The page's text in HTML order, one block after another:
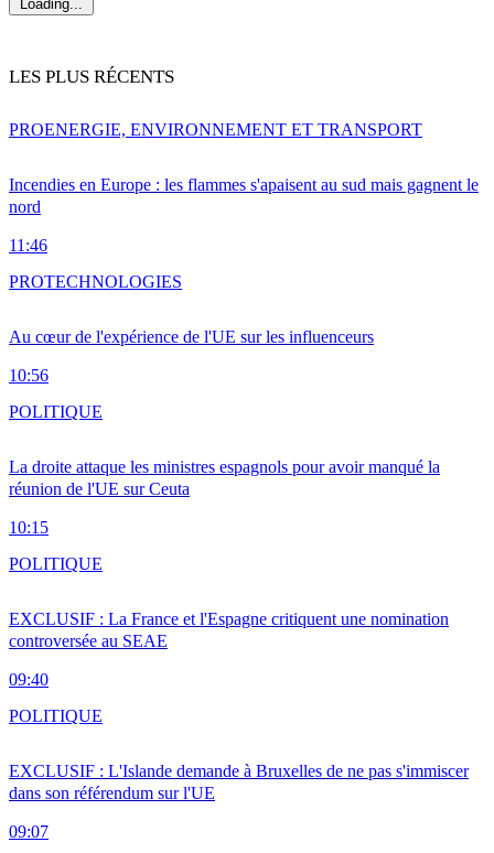
Loading...
LES PLUS RÉCENTS
Incendies en Europe : les flammes s'apaisent au sud mais gagnent le
nord
11:46
PROENERGIE, ENVIRONNEMENT ET TRANSPORT
Au cœur de l'expérience de l'UE sur les influenceurs
10:56
PROTECHNOLOGIES
La droite attaque les ministres espagnols pour avoir manqué la
réunion de l'UE sur Ceuta
10:15
POLITIQUE
EXCLUSIF : La France et l'Espagne critiquent une nomination
controversée au SEAE
09:40
POLITIQUE
EXCLUSIF : L'Islande demande à Bruxelles de ne pas s'immiscer
dans son référendum sur l'UE
09:07
POLITIQUE